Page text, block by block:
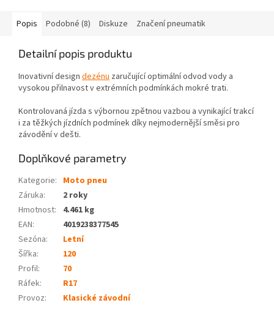
Popis Podobné (8) Diskuze Značení pneumatik
Detailní popis produktu
Inovativní design dezénu zaručující optimální odvod vody a
vysokou přilnavost v extrémních podmínkách mokré trati.
Kontrolovaná jízda s výbornou zpětnou vazbou a vynikající trakcí
i za těžkých jízdních podmínek díky nejmodernější směsi pro
závodění v dešti.
Doplňkové parametry
Kategorie: Moto pneu
Záruka:
2 roky
Hmotnost:
4.461 kg
EAN:
4019238377545
Sezóna:
Letní
Šířka:
120
Profil:
70
Ráfek:
R17
Provoz: Klasické závodní